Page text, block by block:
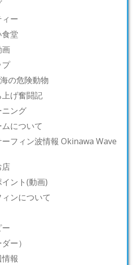
ー
堂
画
プ
の危険動物
げ奮闘記
ニング
について
フィン波情報 Okinawa Wave
店
ント(動画)
ンについて
ー）
報